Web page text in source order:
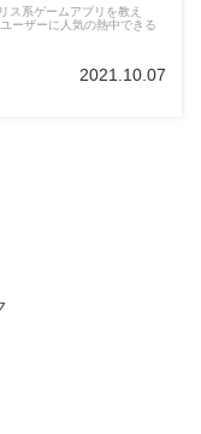
ス系ゲームアプリを教え
ーザーに人気の熱中できる
2021.10.07